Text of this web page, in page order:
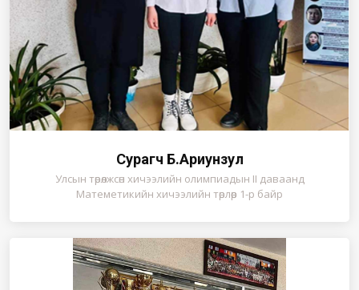
Сурагч Б.Ариунзул
Улсын төрөлжсөн хичээлийн олимпиадын II даваанд
Матеметикийн хичээлийн төрлөөр 1-р байр